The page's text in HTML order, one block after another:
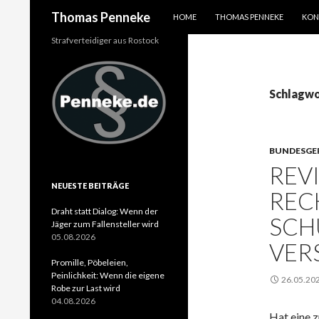
Thomas Penneke
HOME
THOMAS PENNEKE
Strafverteidiger aus Rostock
NEUESTE BEITRÄGE
Draht statt Dialog: Wenn der
Jäger zum Fallensteller wird
05.08.2026
Promille, Pöbeleien,
Peinlichkeit: Wenn die eigene
Robe zur Last wird
04.08.2026